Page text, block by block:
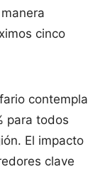
cinco
contempla
para todos
El impacto
clave